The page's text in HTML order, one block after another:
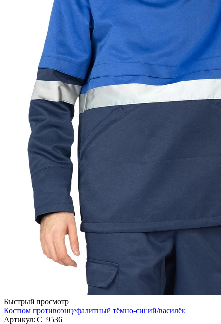
Быстрый просмотр
Костюм противоэнцефалитный тёмно-синий/василёк
Артикул: С_9536